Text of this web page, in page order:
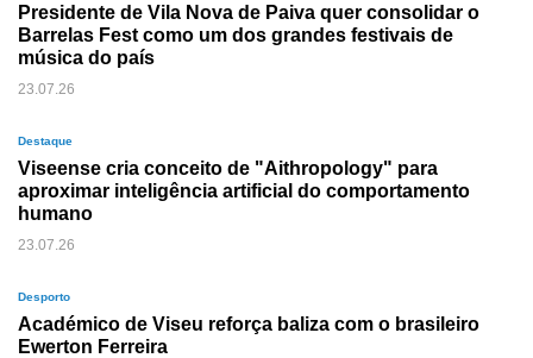
Presidente de Vila Nova de Paiva quer consolidar o
Barrelas Fest como um dos grandes festivais de
música do país
23.07.26
Destaque
Viseense cria conceito de "Aithropology" para
aproximar inteligência artificial do comportamento
humano
23.07.26
Desporto
Académico de Viseu reforça baliza com o brasileiro
Ewerton Ferreira